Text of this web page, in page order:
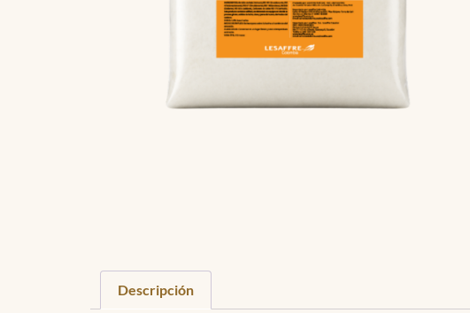
Descripción